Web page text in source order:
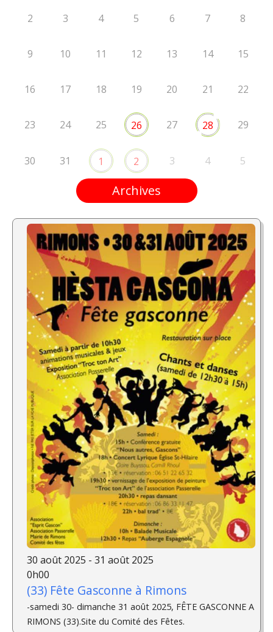
2 3 4 5 6 7 8
9 10 11 12 13 14 15
16 17 18 19 20 21 22
23 24 25 26 27 28 29
30 31 1 2 3 4 5
Archives
30 août 2025 - 31 août 2025
0h00
(33) Fête Gasconne à Rimons
-samedi 30- dimanche 31 août 2025, FÊTE GASCONNE A
RIMONS (33).Site du Comité des Fêtes.